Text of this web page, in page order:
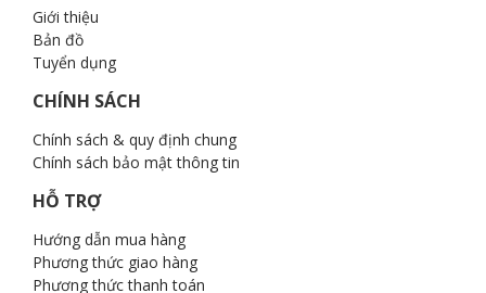
Giới thiệu
Bản đồ
Tuyển dụng
CHÍNH SÁCH
Chính sách & quy định chung
Chính sách bảo mật thông tin
HỖ TRỢ
Hướng dẫn mua hàng
Phương thức giao hàng
Phương thức thanh toán